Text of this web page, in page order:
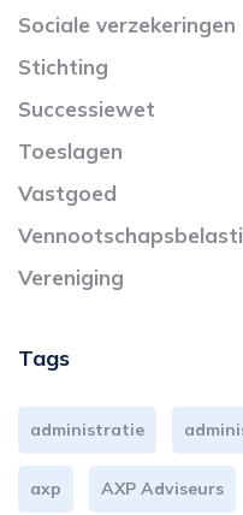
Sociale verzekeringen
Stichting
Successiewet
Toeslagen
Vastgoed
Vereniging
Tags
administratie
axp AXP Adviseurs